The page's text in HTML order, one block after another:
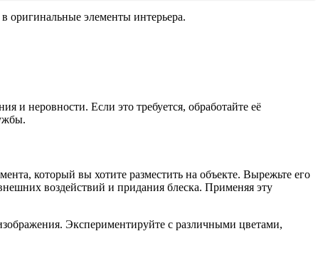
оригинальные элементы интерьера.
и неровности. Если это требуется, обработайте её
который вы хотите разместить на объекте. Вырежьте его
воздействий и придания блеска. Применяя эту
Экспериментируйте с различными цветами,